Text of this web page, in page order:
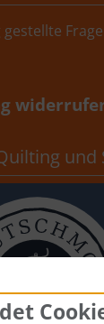
gestellte
und